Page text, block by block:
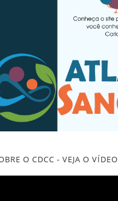
O CDCC - VEJA O VÍDEO